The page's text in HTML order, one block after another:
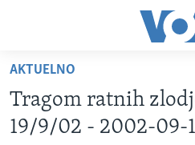
glavni
sadržaj
Pređi
na
VIDEO
AKTUELNO
Tragom ratnih
19/9/02 - 2002-09-